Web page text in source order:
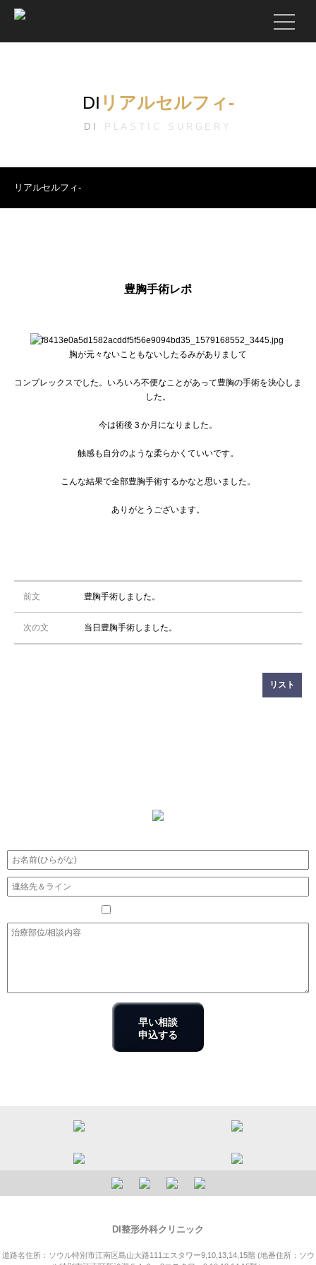
DI リアルセルフィ‐
DI PLASTIC SURGERY
リアルセルフィ‐
豊胸手術レポ
胸が元々ないこともないしたるみがありまして
コンプレックスでした。いろいろ不便なことがあって豊胸の手術を決心しま
した。
今は術後３か月になりました。
触感も自分のような柔らかくていいです。
こんな結果で全部豊胸手術するかなと思いました。
ありがとうございます。
前文 豊胸手術しました。
次の文 当日豊胸手術しました。
リスト
個人情報同義
早い相談
申込する
DI整形外科クリニック
道路名住所：ソウル特別市江南区島山大路111エスタワー9,10,13,14,15階(地番住所：ソウ